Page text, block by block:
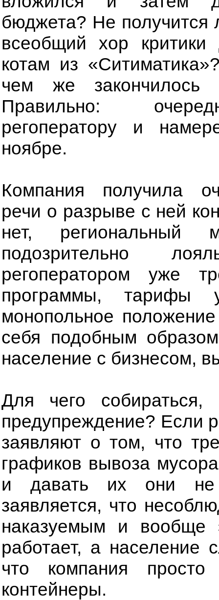
бюджета? Не получится
всеобщий хор
котам из
чем же закончилось
Правильно:
регоператору и
ноябре.
Компания получила
речи о разрыве с ней
нет, региональный
подозрительно
регоператором уже
программы, тарифы
монопольное
себя подобным
население с бизнесом,
Для чего собираться,
предупреждение? Если
заявляют о том, что
графиков вывоза
и давать их они не
заявляется, что
наказуемым и вообще
работает, а население
что компания
контейнеры.